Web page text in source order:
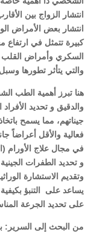
انتشار الزواج بين
انتشار بعض الأمراض
كبيرة تتمثل في ارتفاع
السكري وأمراض القلب
والتي يتأثر تطورها
هنا تبرز أهمية الطب
والدقيق و تحديد
جيناتهم، مما يسمح
فعالية والأقل أعراضاً
في مجال علاج الأورام
و تحديد الطفرات
وتقديم الاستشارة
يساعد على
التنبؤ
على تحديد الجرعة
من البحث إلى السرير: